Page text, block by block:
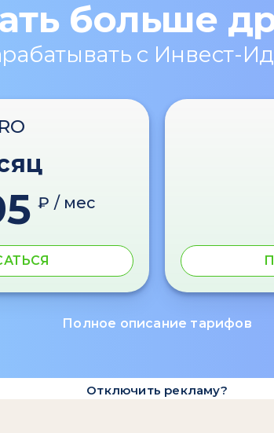
больше
с Инвест-
₽ / мес
Полное описание тарифов
Отключить рекламу?